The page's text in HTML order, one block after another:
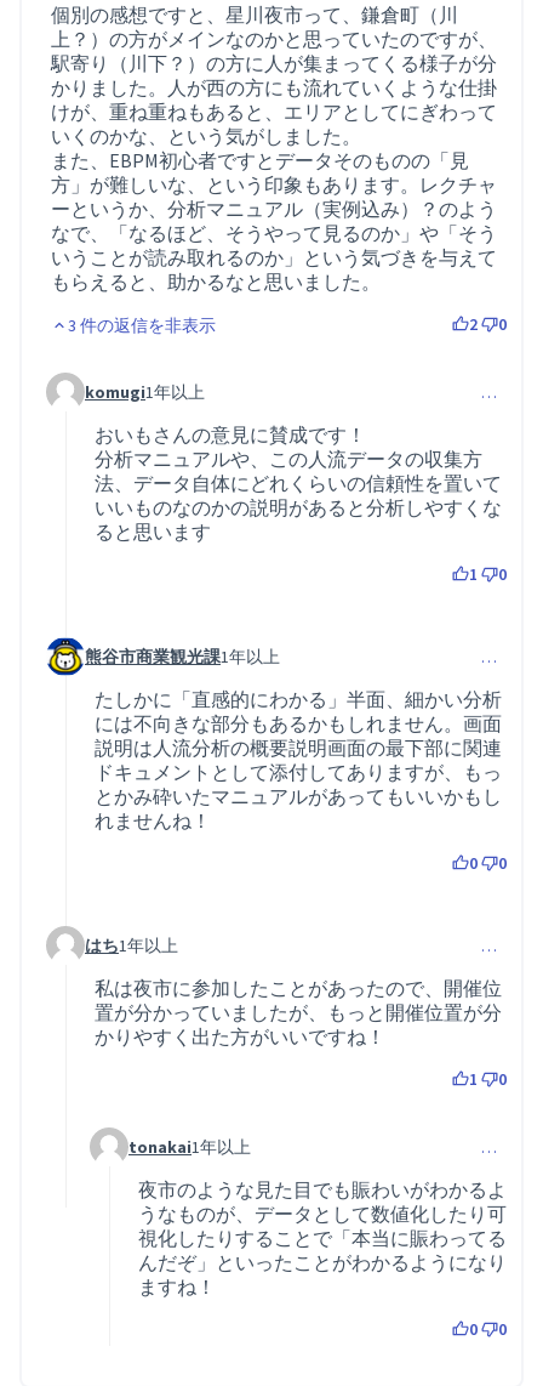
個別の感想ですと、星川夜市って、鎌倉町（川
上？）の方がメインなのかと思っていたのですが、
駅寄り（川下？）の方に人が集まってくる様子が分
かりました。人が西の方にも流れていくような仕掛
けが、重ね重ねもあると、エリアとしてにぎわって
いくのかな、という気がしました。
また、EBPM初心者ですとデータそのものの「見
方」が難しいな、という印象もあります。レクチャ
ーというか、分析マニュアル（実例込み）？のよう
なで、「なるほど、そうやって見るのか」や「そう
いうことが読み取れるのか」という気づきを与えて
もらえると、助かるなと思いました。
3 件の返信を非表示 2 0
コメント 29 (コメント 23 への返信)
komugi1年以上 …
おいもさんの意見に賛成です！
分析マニュアルや、この人流データの収集方
法、データ自体にどれくらいの信頼性を置いて
いいものなのかの説明があると分析しやすくな
ると思います
1 0
コメント 44 (コメント 23 への返信)
熊谷市商業観光課1年以上 …
たしかに「直感的にわかる」半面、細かい分析
には不向きな部分もあるかもしれません。画面
説明は人流分析の概要説明画面の最下部に関連
ドキュメントとして添付してありますが、もっ
とかみ砕いたマニュアルがあってもいいかもし
れませんね！
0 0
コメント 61 (コメント 23 への返信)
はち1年以上 …
私は夜市に参加したことがあったので、開催位
置が分かっていましたが、もっと開催位置が分
かりやすく出た方がいいですね！
1 0
コメント 74 (コメント 61 への返信)
tonakai1年以上 …
夜市のような見た目でも賑わいがわかるよ
うなものが、データとして数値化したり可
視化したりすることで「本当に賑わってる
んだぞ」といったことがわかるようになり
ますね！
0 0